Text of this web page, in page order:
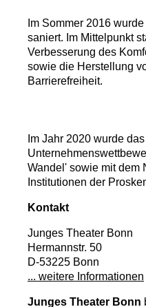
Im Sommer 2016
saniert. Im Mittelpunkt
Verbesserung des
sowie die Herstellung
Barrierefreiheit.
Im Jahr 2020 wurde
Wandel' sowie mit dem
Institutionen der
Kontakt
Junges Theater Bonn
Hermannstr. 50
D-53225 Bonn
... weitere Informationen
Junges Theater Bonn